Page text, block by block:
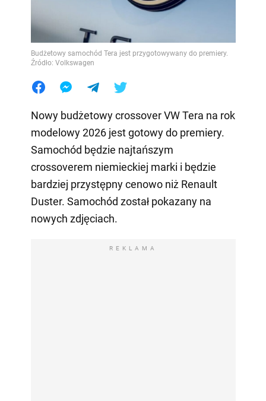
Budżetowy samochód Tera jest przygotowywany do premiery.
Źródło: Volkswagen
Nowy budżetowy crossover VW Tera na rok
modelowy 2026 jest gotowy do premiery.
Samochód będzie najtańszym
crossoverem niemieckiej marki i będzie
bardziej przystępny cenowo niż Renault
Duster. Samochód został pokazany na
nowych zdjęciach.
REKLAMA